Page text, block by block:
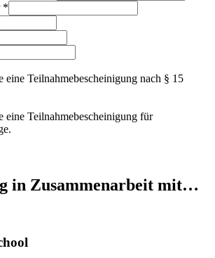
*
eine Teilnahmebescheinigung nach § 15
eine Teilnahmebescheinigung für
in Zusammenarbeit mit…